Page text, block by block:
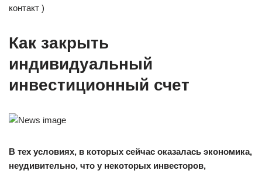
контакт )
Как закрыть
индивидуальный
инвестиционный счет
В тех условиях, в которых сейчас оказалась экономика,
неудивительно, что у некоторых инвесторов,